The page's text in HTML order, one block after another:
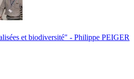
et biodiversité" - Philippe PEIGER